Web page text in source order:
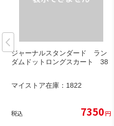
ジャーナルスタンダード ラン
ダムドットロングスカート 38
マイストア在庫： 1822
税込 7350円